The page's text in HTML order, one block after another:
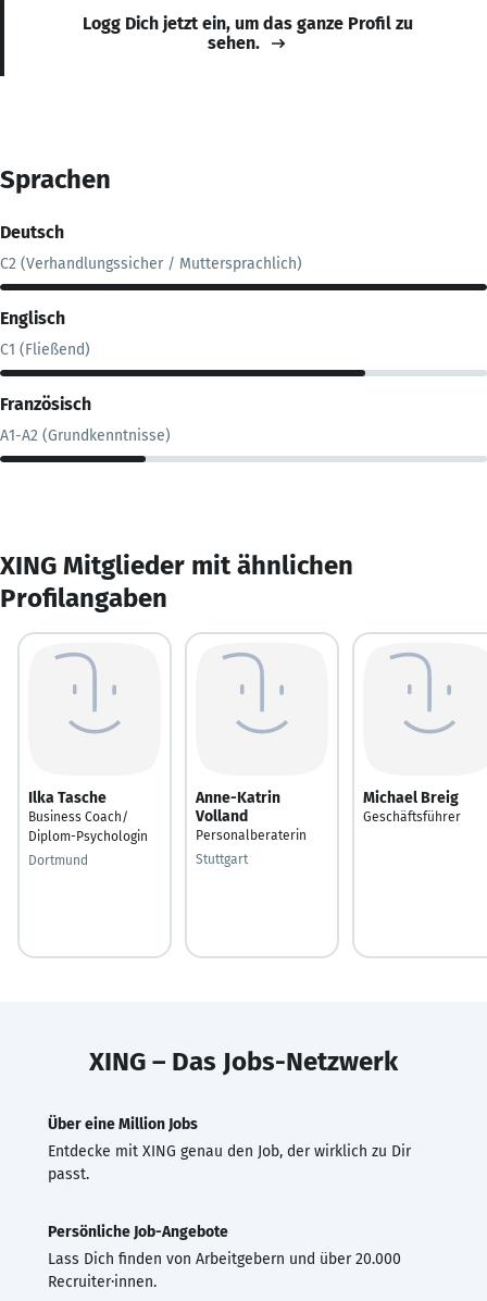
Logg Dich jetzt ein, um das ganze Profil zu
sehen.
Sprachen
Deutsch
C2 (Verhandlungssicher / Muttersprachlich)
Englisch
C1 (Fließend)
Französisch
A1-A2 (Grundkenntnisse)
XING Mitglieder mit ähnlichen
Profilangaben
Ilka Tasche
Business Coach/
Diplom-Psychologin
Dortmund
Anne-Katrin
Volland
Personalberaterin
Stuttgart
Michael Breig
Geschäftsführer
XING – Das Jobs-Netzwerk
Über eine Million Jobs
Entdecke mit XING genau den Job, der wirklich zu Dir
passt.
Persönliche Job-Angebote
Lass Dich finden von Arbeitgebern und über 20.000
Recruiter·innen.